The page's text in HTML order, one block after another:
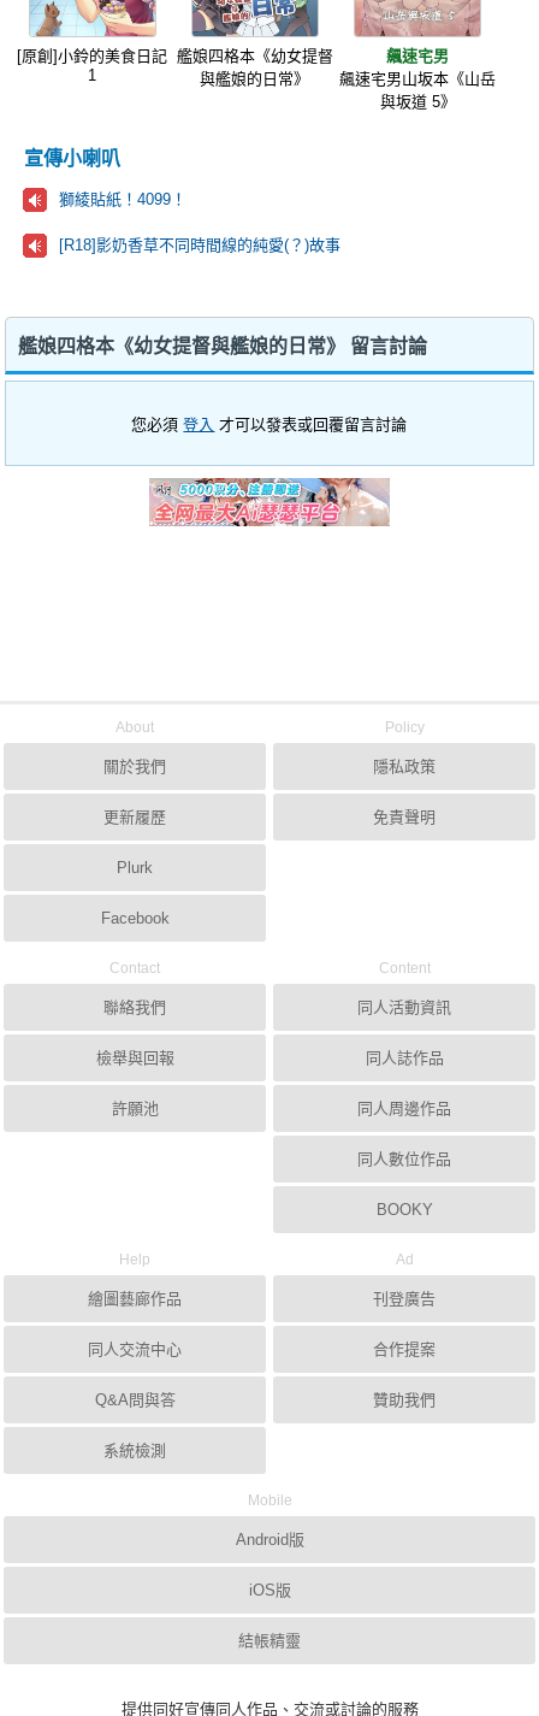
[原創]小鈴的美食日記
1
艦娘四格本《幼女提督
與艦娘的日常》
飆速宅男
飆速宅男山坂本《山岳
與坂道 5》
宣傳小喇叭
獅綾貼紙！4099！
[R18]影奶香草不同時間線的純愛(？)故事
艦娘四格本《幼女提督與艦娘的日常》 留言討論
您必須登入 才可以發表或回覆留言討論
About
關於我們
更新履歷
Plurk
Facebook
Policy
隱私政策
免責聲明
Contact
聯絡我們
檢舉與回報
許願池
Content
同人活動資訊
同人誌作品
同人周邊作品
同人數位作品
BOOKY
Help
繪圖藝廊作品
同人交流中心
Q&A問與答
系統檢測
Ad
刊登廣告
合作提案
贊助我們
Mobile
Android版
iOS版
結帳精靈
提供同好宣傳同人作品、交流或討論的服務